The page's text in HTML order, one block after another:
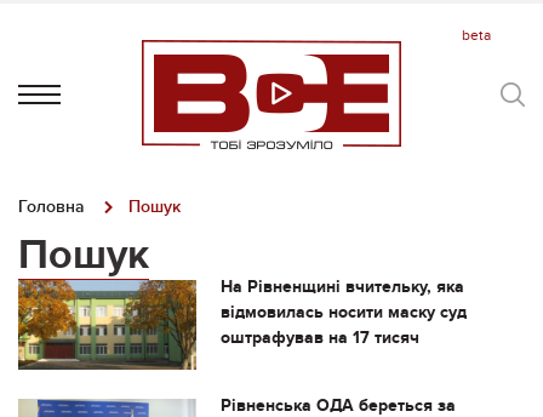
Головна Пошук
Пошук
На Рівненщині вчительку, яка
відмовилась носити маску суд
оштрафував на 17 тисяч
Рівненська ОДА береться за